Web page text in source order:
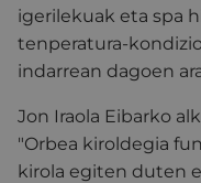
igerilekuak eta spa
tenperatura-
indarrean dagoen
Jon Iraola Eibarko
"Orbea kiroldegia
kirola egiten duten